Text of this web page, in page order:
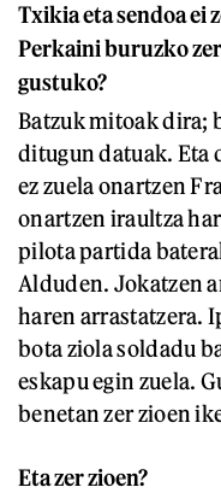
Txikia eta sendoa ei
Perkaini buruzko
gustuko?
Batzuk mitoak dira;
ditugun datuak. Eta
ez zuela onartzen
onartzen iraultza
pilota partida
Alduden. Jokatzen
haren arrastatzera.
bota ziola soldadu
eskapu egin zuela.
benetan zer zioen
Eta zer zioen?